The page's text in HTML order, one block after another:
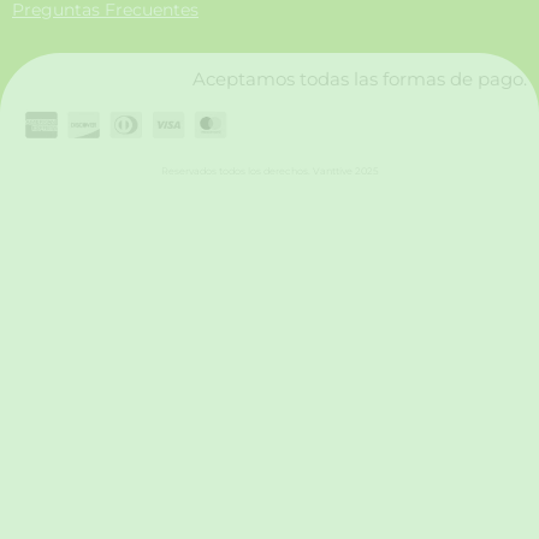
k
a
n
Preguntas Frecuentes
Aceptamos todas las formas de pago.